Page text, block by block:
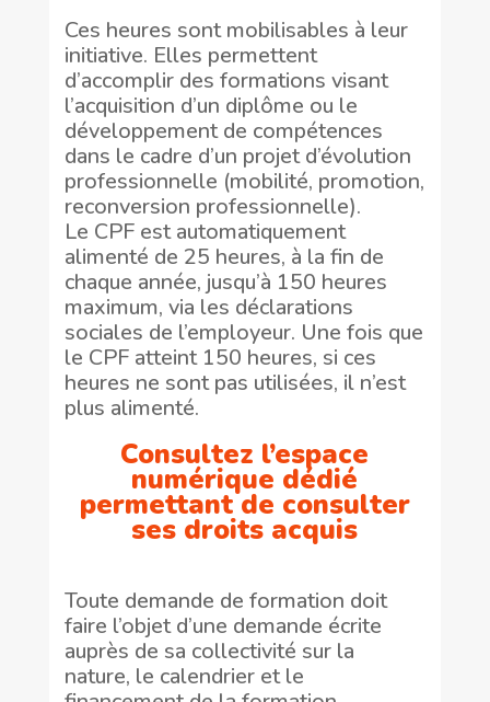
Ces heures sont mobilisables à leur
initiative. Elles permettent
d’accomplir des formations visant
l’acquisition d’un diplôme ou le
développement de compétences
dans le cadre d’un projet d’évolution
professionnelle (mobilité, promotion,
reconversion professionnelle).
Le CPF est automatiquement
alimenté de 25 heures, à la fin de
chaque année, jusqu’à 150 heures
maximum, via les déclarations
sociales de l’employeur. Une fois que
le CPF atteint 150 heures, si ces
heures ne sont pas utilisées, il n’est
plus alimenté.
Consultez l’espace
numérique dédié
permettant de consulter
ses droits acquis
Toute demande de formation doit
faire l’objet d’une demande écrite
auprès de sa collectivité sur la
nature, le calendrier et le